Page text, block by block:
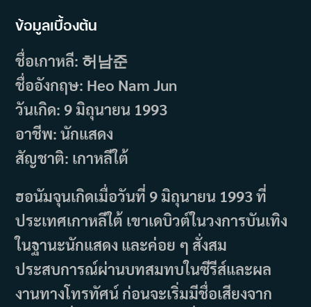
ข้อมูลเบื้องต้น
ชื่อเกาหลี: 허남준
ชื่ออังกฤษ: Heo Nam Jun
วันเกิด: 9 มิถุนายน 1993
อาชีพ: นักแสดง
สัญชาติ: เกาหลีใต้
ฮอนัมจุนเกิดเมื่อวันที่ 9 มิถุนายน 1993 ที่
ประเทศเกาหลีใต้ เขาเดบิวต์ในวงการบันเทิง
ในฐานะนักแสดง และค่อย ๆ สั่งสม
ประสบการณ์ผ่านบทสมทบในซีรีส์และผล
งานทางโทรทัศน์ ก่อนจะเริ่มมีชื่อเสียงจาก